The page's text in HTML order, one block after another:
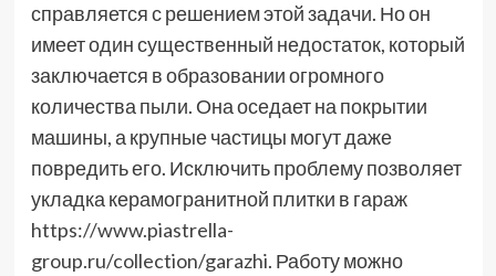
справляется с решением этой задачи. Но он
имеет один существенный недостаток, который
заключается в образовании огромного
количества пыли. Она оседает на покрытии
машины, а крупные частицы могут даже
повредить его. Исключить проблему позволяет
укладка керамогранитной плитки в гараж
https://www.piastrella-
group.ru/collection/garazhi. Работу можно